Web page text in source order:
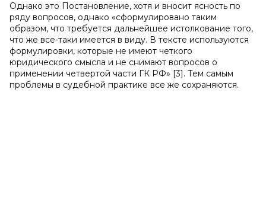
Однако это Постановление, хотя и вносит ясность по
ряду вопросов, однако «сформулировано таким
образом, что требуется дальнейшее истолкование того,
что же все-таки имеется в виду. В тексте используются
формулировки, которые не имеют четкого
юридического смысла и не снимают вопросов о
применении четвертой части ГК РФ» [3]. Тем самым
проблемы в судебной практике все же сохраняются.